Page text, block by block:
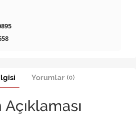
Yorumlar (0)